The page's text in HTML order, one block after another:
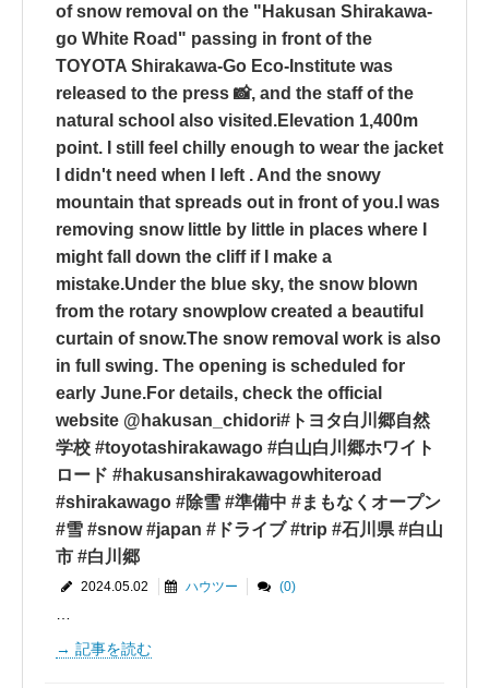
of snow removal on the "Hakusan Shirakawa-
go White Road" passing in front of the
TOYOTA Shirakawa-Go Eco-Institute was
released to the press 📸, and the staff of the
natural school also visited.Elevation 1,400m
point. I still feel chilly enough to wear the jacket
I didn't need when I left . And the snowy
mountain that spreads out in front of you.I was
removing snow little by little in places where I
might fall down the cliff if I make a
mistake.Under the blue sky, the snow blown
from the rotary snowplow created a beautiful
curtain of snow.The snow removal work is also
in full swing. The opening is scheduled for
early June.For details, check the official
website @hakusan_chidori#トヨタ白川郷自然
学校 #toyotashirakawago #白山白川郷ホワイト
ロード #hakusanshirakawagowhiteroad
#shirakawago #除雪 #準備中 #まもなくオープン
#雪 #snow #japan #ドライブ #trip #石川県 #白山
市 #白川郷
2024.05.02 ハウツー (0)
記事を読む